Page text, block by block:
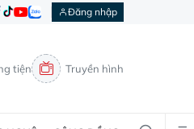
Đăng nhập
tiện Truyền hình